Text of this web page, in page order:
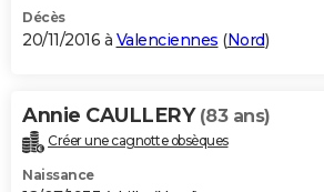
Décès
20/11/2016 à Valenciennes (Nord)
Annie CAULLERY (83 ans)
Créer une cagnotte obsèques
Naissance